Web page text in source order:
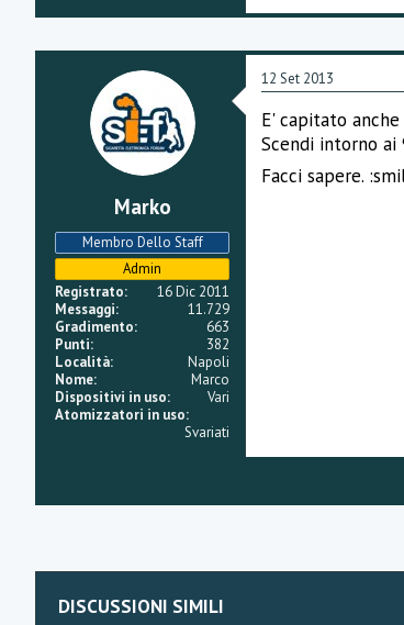
Marko
Membro Dello Staff
Admin
Registrato
16 Dic 2011
Messaggi
11.729
Gradimento
663
Punti
382
Località
Napoli
Nome
Marco
Dispositivi in uso
Vari
Atomizzatori in uso
Svariati
12 Set 2013
E' capitato
Scendi intorno ai
Facci sapere.
DISCUSSIONI SIMILI